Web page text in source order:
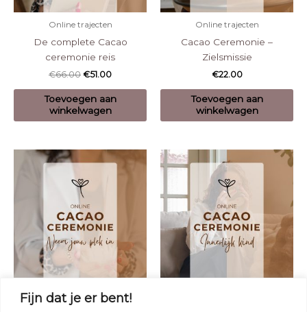
Fijn dat je er bent!
Online trajecten
De complete Cacao
ceremonie reis
€66.00 €51.00
Toevoegen aan
winkelwagen
Online trajecten
Cacao Ceremonie –
Zielsmissie
€22.00
Toevoegen aan
winkelwagen
Online trajecten